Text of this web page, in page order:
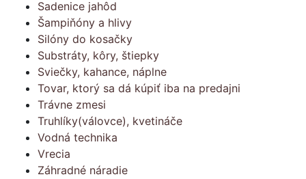
Sadenice jahôd
Šampiňóny a hlivy
Silóny do kosačky
Substráty, kôry, štiepky
Sviečky, kahance, náplne
Tovar, ktorý sa dá kúpiť iba na predajni
Trávne zmesi
Truhlíky(válovce), kvetináče
Vodná technika
Vrecia
Záhradné náradie